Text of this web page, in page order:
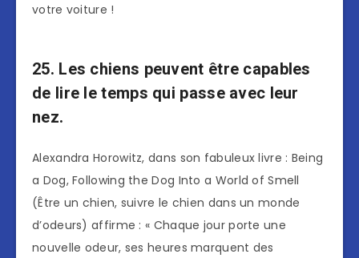
votre voiture !
25. Les chiens peuvent être capables
de lire le temps qui passe avec leur
nez.
Alexandra Horowitz, dans son fabuleux livre : Being
a Dog, Following the Dog Into a World of Smell
(Être un chien, suivre le chien dans un monde
d’odeurs) affirme : « Chaque jour porte une
nouvelle odeur, ses heures marquent des